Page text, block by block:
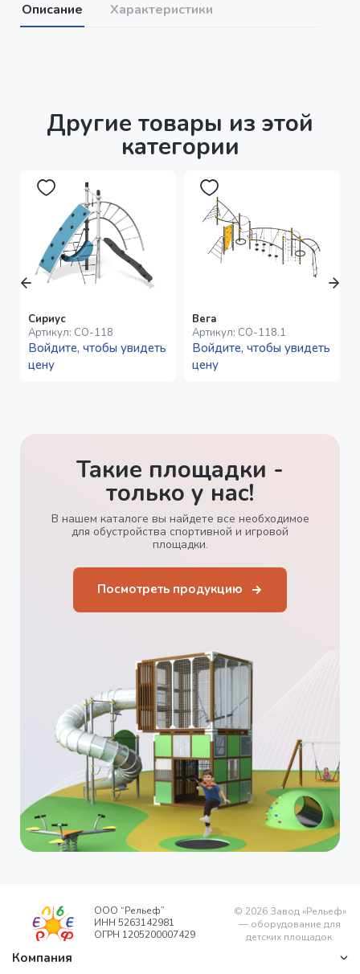
Описание Характеристики
Другие товары из этой
категории
Сириус
Артикул: СО-118
Войдите, чтобы увидеть
цену
Вега
Артикул: СО-118.1
Войдите, чтобы увидеть
цену
Такие площадки -
только у нас!
В нашем каталоге вы найдете все необходимое
для обустройства спортивной и игровой
площадки.
Посмотреть продукцию
ООО “Рельеф”
ИНН 5263142981
ОГРН 1205200007429
© 2026Завод «Рельеф»
— оборудование для
детских площадок.
Компания